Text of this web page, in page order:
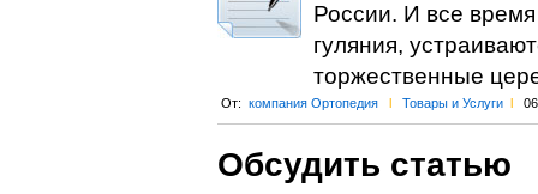
России. И все
гуляния,
торжественные
От: компания Ортопедия l Товары и Услуги l
Обсудить статью